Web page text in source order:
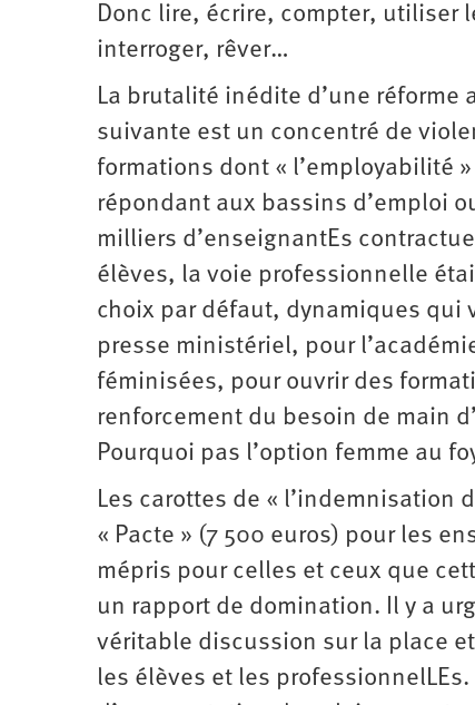
Donc lire, écrire, compter, utiliser
interroger, rêver…
La brutalité inédite d’une réforme
suivante est un concentré de
formations dont « l’employabilité
répondant aux bassins d’emploi
milliers d’enseignantEs
élèves, la voie professionnelle
choix par défaut, dynamiques qui
presse ministériel, pour
féminisées, pour ouvrir des
renforcement du besoin de main
Pourquoi pas l’option femme au
Les carottes de « l’indemnisation
« Pacte » (7 500 euros) pour les
mépris pour celles et ceux que
un rapport de domination. Il y a
véritable discussion sur la place
les élèves et les